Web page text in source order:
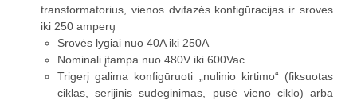
transformatorius, vienos dvifazės konfigūracijas ir sroves
iki 250 amperų
Srovės lygiai nuo 40A iki 250A
Nominali įtampa nuo 480V iki 600Vac
Trigerį galima konfigūruoti „nulinio kirtimo“ (fiksuotas
ciklas, serijinis sudeginimas, pusė vieno ciklo) arba